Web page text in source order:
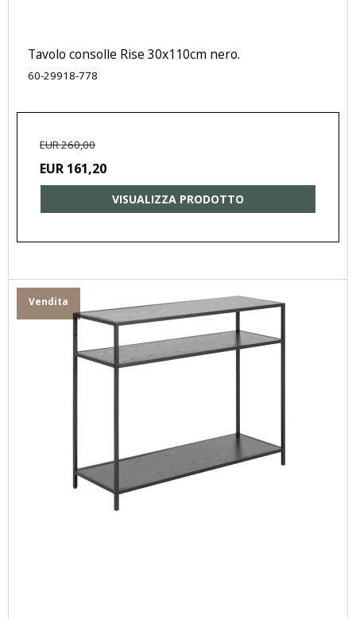
Tavolo consolle Rise 30x110cm nero.
60-29918-778
EUR 260,00
EUR 161,20
VISUALIZZA PRODOTTO
Vendita